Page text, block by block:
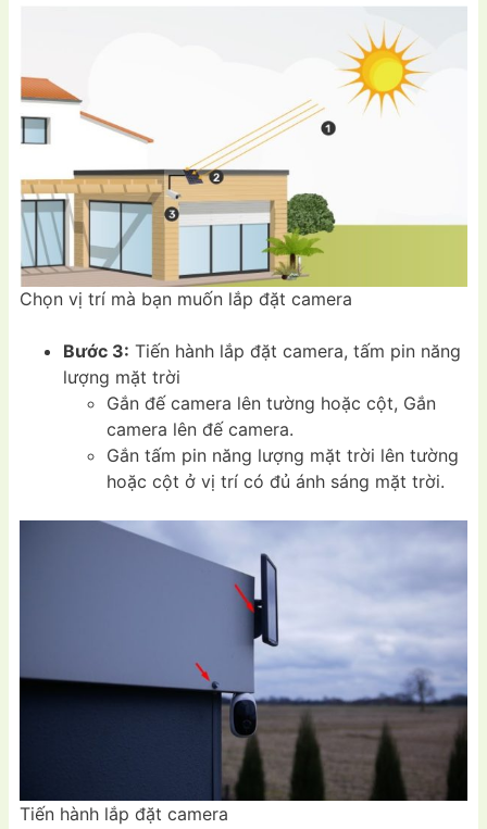
Chọn vị trí mà bạn muốn lắp đặt camera
Bước 3: Tiến hành lắp đặt camera, tấm pin năng
lượng mặt trời
Gắn đế camera lên tường hoặc cột, Gắn
camera lên đế camera.
Gắn tấm pin năng lượng mặt trời lên tường
hoặc cột ở vị trí có đủ ánh sáng mặt trời.
Tiến hành lắp đặt camera